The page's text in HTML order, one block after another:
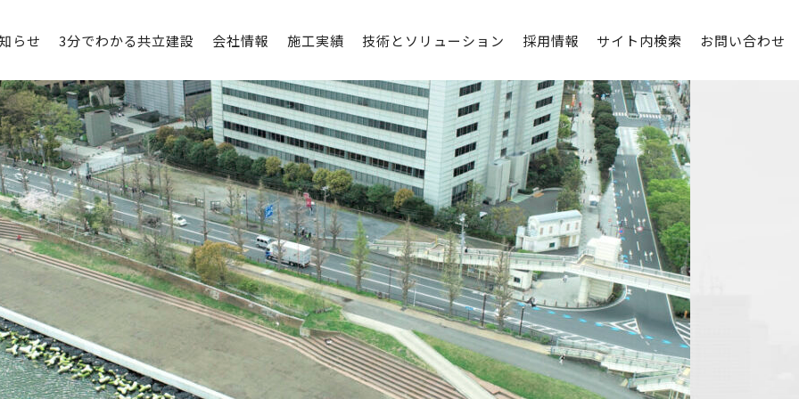
らせ 3分でわかる共立建設 会社情報 施工実績 技術とソリューション 採用情報 サイト内検索 お問い合わせ